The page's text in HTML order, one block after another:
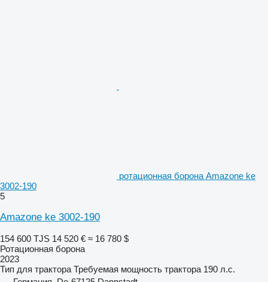
ротационная борона Amazone ke
3002-190
5
Amazone ke 3002-190
154 600 TJS 14 520 € ≈ 16 780 $
Ротационная борона
2023
Тип для трактора Требуемая мощность трактора 190 л.с.